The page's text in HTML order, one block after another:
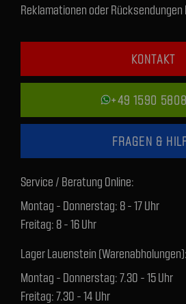
Reklamationen oder
KONTAKT
+49 1590
FRAGEN &
Service / Beratung Online:
Montag - Donnerstag: 8 - 17 Uhr
Freitag: 8 - 16 Uhr
Lager Lauenstein (Warenabholungen):
Montag - Donnerstag: 7.30 - 15 Uhr
Freitag: 7.30 - 14 Uhr